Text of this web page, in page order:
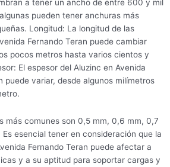
a tener un ancho de entre 600 y mil
pueden tener anchuras más
Longitud: La longitud de las
Fernando Teran puede cambiar
pocos metros hasta varios cientos y
El espesor del Aluzinc en Avenida
puede variar, desde algunos milímetros
más comunes son 0,5 mm, 0,6 mm, 0,7
esencial tener en consideración que la
Fernando Teran puede afectar a
y a su aptitud para soportar cargas y